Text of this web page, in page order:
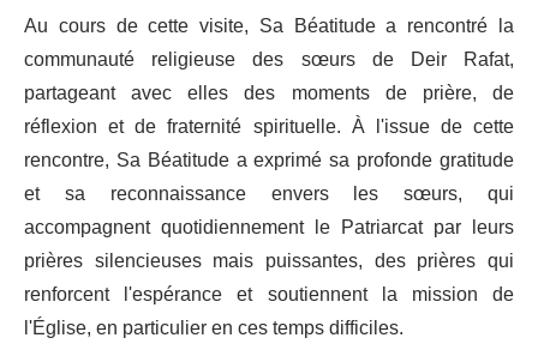
Au cours de cette visite, Sa Béatitude a rencontré la
communauté religieuse des sœurs de Deir Rafat,
partageant avec elles des moments de prière, de
réflexion et de fraternité spirituelle. À l'issue de cette
rencontre, Sa Béatitude a exprimé sa profonde gratitude
et sa reconnaissance envers les sœurs, qui
accompagnent quotidiennement le Patriarcat par leurs
prières silencieuses mais puissantes, des prières qui
renforcent l'espérance et soutiennent la mission de
l'Église, en particulier en ces temps difficiles.